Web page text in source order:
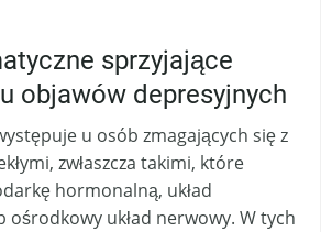
sprzyjające
objawów depresyjnych
u osób zmagających się z
zwłaszcza takimi, które
hormonalną, układ
układ nerwowy. W tych